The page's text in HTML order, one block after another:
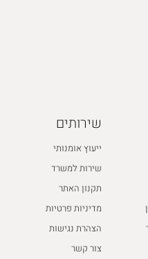
שירותים
ייעוץ אומנותי
שירות למשרד
תקנון האתר
מדיניות פרטיות
הצהרת נגישות
צור קשר